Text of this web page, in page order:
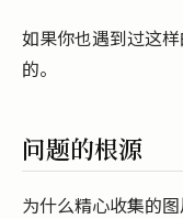
如果你也遇到过这
的。
问题的根源
为什么精心收集的